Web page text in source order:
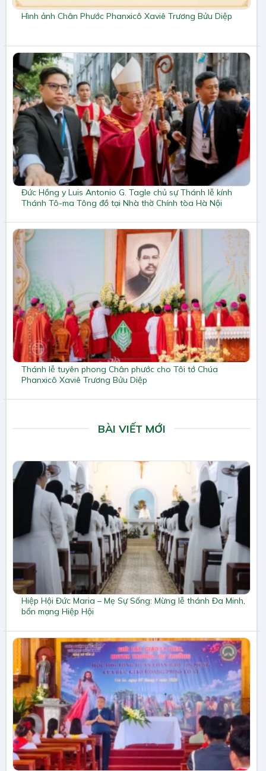
Hình ảnh Chân Phước Phanxicô Xaviê Trương Bửu Diệp
Đức Hồng y Luis Antonio G. Tagle chủ sự Thánh lễ kính
Thánh Tô-ma Tông đồ tại Nhà thờ Chính tòa Hà Nội
Thánh lễ tuyên phong Chân phước cho Tôi tớ Chúa
Phanxicô Xaviê Trương Bửu Diệp
BÀI VIẾT MỚI
Hiệp Hội Đức Maria – Mẹ Sự Sống: Mừng lễ thánh Đa Minh,
bổn mạng Hiệp Hội